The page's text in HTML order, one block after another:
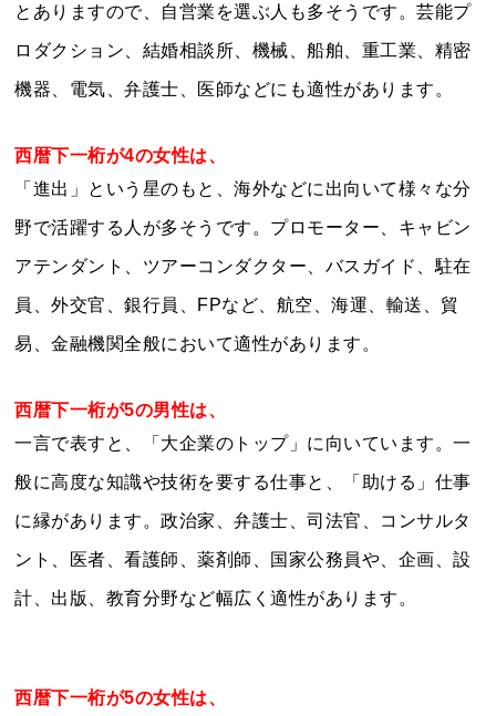
とありますので、自営業を選ぶ人も多そうです。芸能プ
ロダクション、結婚相談所、機械、船舶、重工業、精密
機器、電気、弁護士、医師などにも適性があります。
西暦下一桁が4の女性は、
「進出」という星のもと、海外などに出向いて様々な分
野で活躍する人が多そうです。プロモーター、キャビン
アテンダント、ツアーコンダクター、バスガイド、駐在
員、外交官、銀行員、FPなど、航空、海運、輸送、貿
易、金融機関全般において適性があります。
西暦下一桁が5の男性は、
一言で表すと、「大企業のトップ」に向いています。一
般に高度な知識や技術を要する仕事と、「助ける」仕事
に縁があります。政治家、弁護士、司法官、コンサルタ
ント、医者、看護師、薬剤師、国家公務員や、企画、設
計、出版、教育分野など幅広く適性があります。
西暦下一桁が5の女性は、